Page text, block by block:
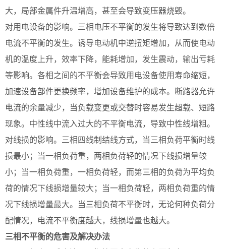
大，局部金属件升温增高，甚至会导致变压器烧毁。
对用电设备的影响。三相电压不平衡的发生将导致达到数倍
电流不平衡的发生。诱导电动机中逆扭矩增加，从而使电动
机的温度上升，效率下降，能耗增加，发生震动，输出亏耗
等影响。各相之间的不平衡会导致用电设备使用寿命缩短，
加速设备部件更换频率，增加设备维护的成本。断路器允许
电流的余量减少，当负载变更或交替时容易发生超载、短路
现象。中性线中流入过大的不平衡电流，导致中性线增粗。
对线损的影响。三相四线制结线方式，当三相负荷平衡时线
损最小；当一相负荷重，两相负荷轻的情况下线损增量较
小；当一相负荷重，一相负荷轻，而第三相的负荷为平均负
荷的情况下线损增量较大；当一相负荷轻，两相负荷重的情
况下线损增量最大。当三相负荷不平衡时，无论何种负荷分
配情况，电流不平衡度越大，线损增量也越大。
三相不平衡的危害及解决办法